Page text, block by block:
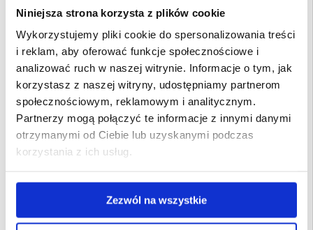
Niniejsza strona korzysta z plików cookie
Wykorzystujemy pliki cookie do spersonalizowania treści
i reklam, aby oferować funkcje społecznościowe i
analizować ruch w naszej witrynie. Informacje o tym, jak
korzystasz z naszej witryny, udostępniamy partnerom
społecznościowym, reklamowym i analitycznym.
Partnerzy mogą połączyć te informacje z innymi danymi
otrzymanymi od Ciebie lub uzyskanymi podczas
korzystania z ich usług.
Zezwól na wszystkie
- Zabezpiecz Huawei Mate 70 z pomocą niezwykłego etui z TPU
- Chroń telefon Huawei Mate 70 przed zarysowaniem i typowymi
uszkodzeniami
- Wzmocnione rogi lepiej chronią przy upadkach
- Podwyższone krawędzie wokół aparatu i wyświetlacza dla dodatkowej
ochrony
- Zabezpieczenie przed przegrzaniem podczas korzystania z Huawei Mate 70
- Lekka i kompaktowa forma niepotrzebnie nie pogrubia telefonu
- Etui na Huawei Mate 70 z wytrzymałego, elastycznego TPU
Przeznaczenie:Huawei Mate 70
Opakowanie:Zastępcze
EAN: 5714122512413
Mate 70 Etui & Akcesoria